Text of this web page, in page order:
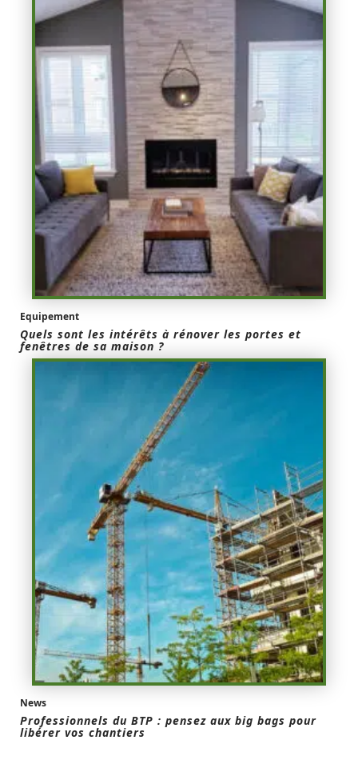
Equipement
Quels sont les intérêts à rénover les portes et
fenêtres de sa maison ?
News
Professionnels du BTP : pensez aux big bags pour
libérer vos chantiers